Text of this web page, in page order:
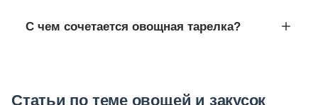
С чем сочетается овощная тарелка?
Статьи по теме овощей и закусок